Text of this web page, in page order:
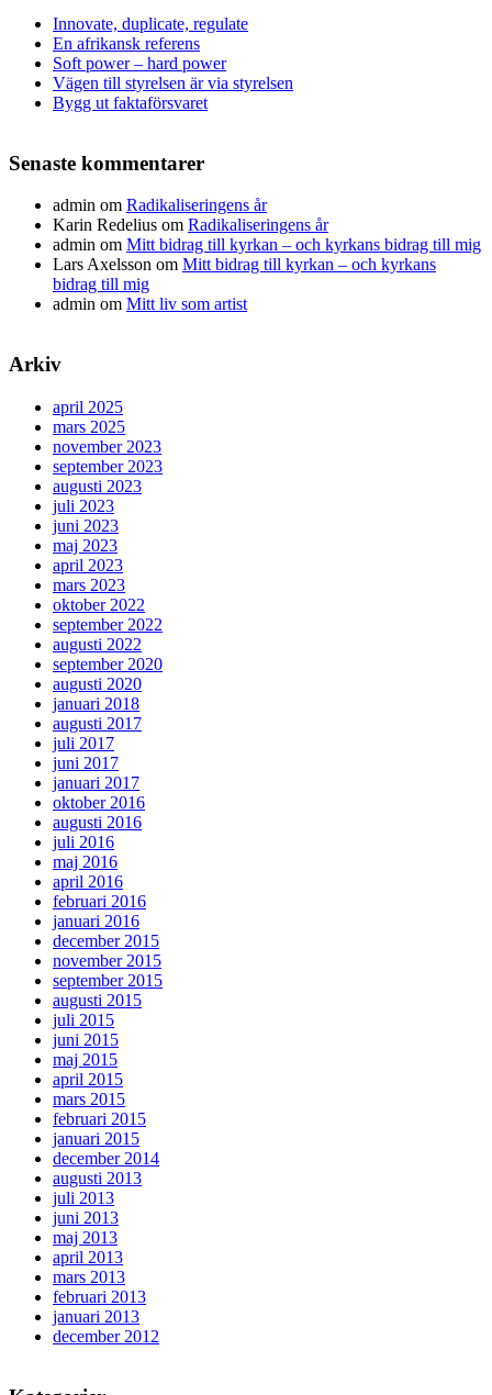
Innovate, duplicate, regulate
En afrikansk referens
Soft power – hard power
Vägen till styrelsen är via styrelsen
Bygg ut faktaförsvaret
Senaste kommentarer
admin om Radikaliseringens år
Karin Redelius om Radikaliseringens år
admin om Mitt bidrag till kyrkan – och kyrkans bidrag till mig
Lars Axelsson om Mitt bidrag till kyrkan – och kyrkans
bidrag till mig
admin om Mitt liv som artist
Arkiv
april 2025
mars 2025
november 2023
september 2023
augusti 2023
juli 2023
juni 2023
maj 2023
april 2023
mars 2023
oktober 2022
september 2022
augusti 2022
september 2020
augusti 2020
januari 2018
augusti 2017
juli 2017
juni 2017
januari 2017
oktober 2016
augusti 2016
juli 2016
maj 2016
april 2016
februari 2016
januari 2016
december 2015
november 2015
september 2015
augusti 2015
juli 2015
juni 2015
maj 2015
april 2015
mars 2015
februari 2015
januari 2015
december 2014
augusti 2013
juli 2013
juni 2013
maj 2013
april 2013
mars 2013
februari 2013
januari 2013
december 2012